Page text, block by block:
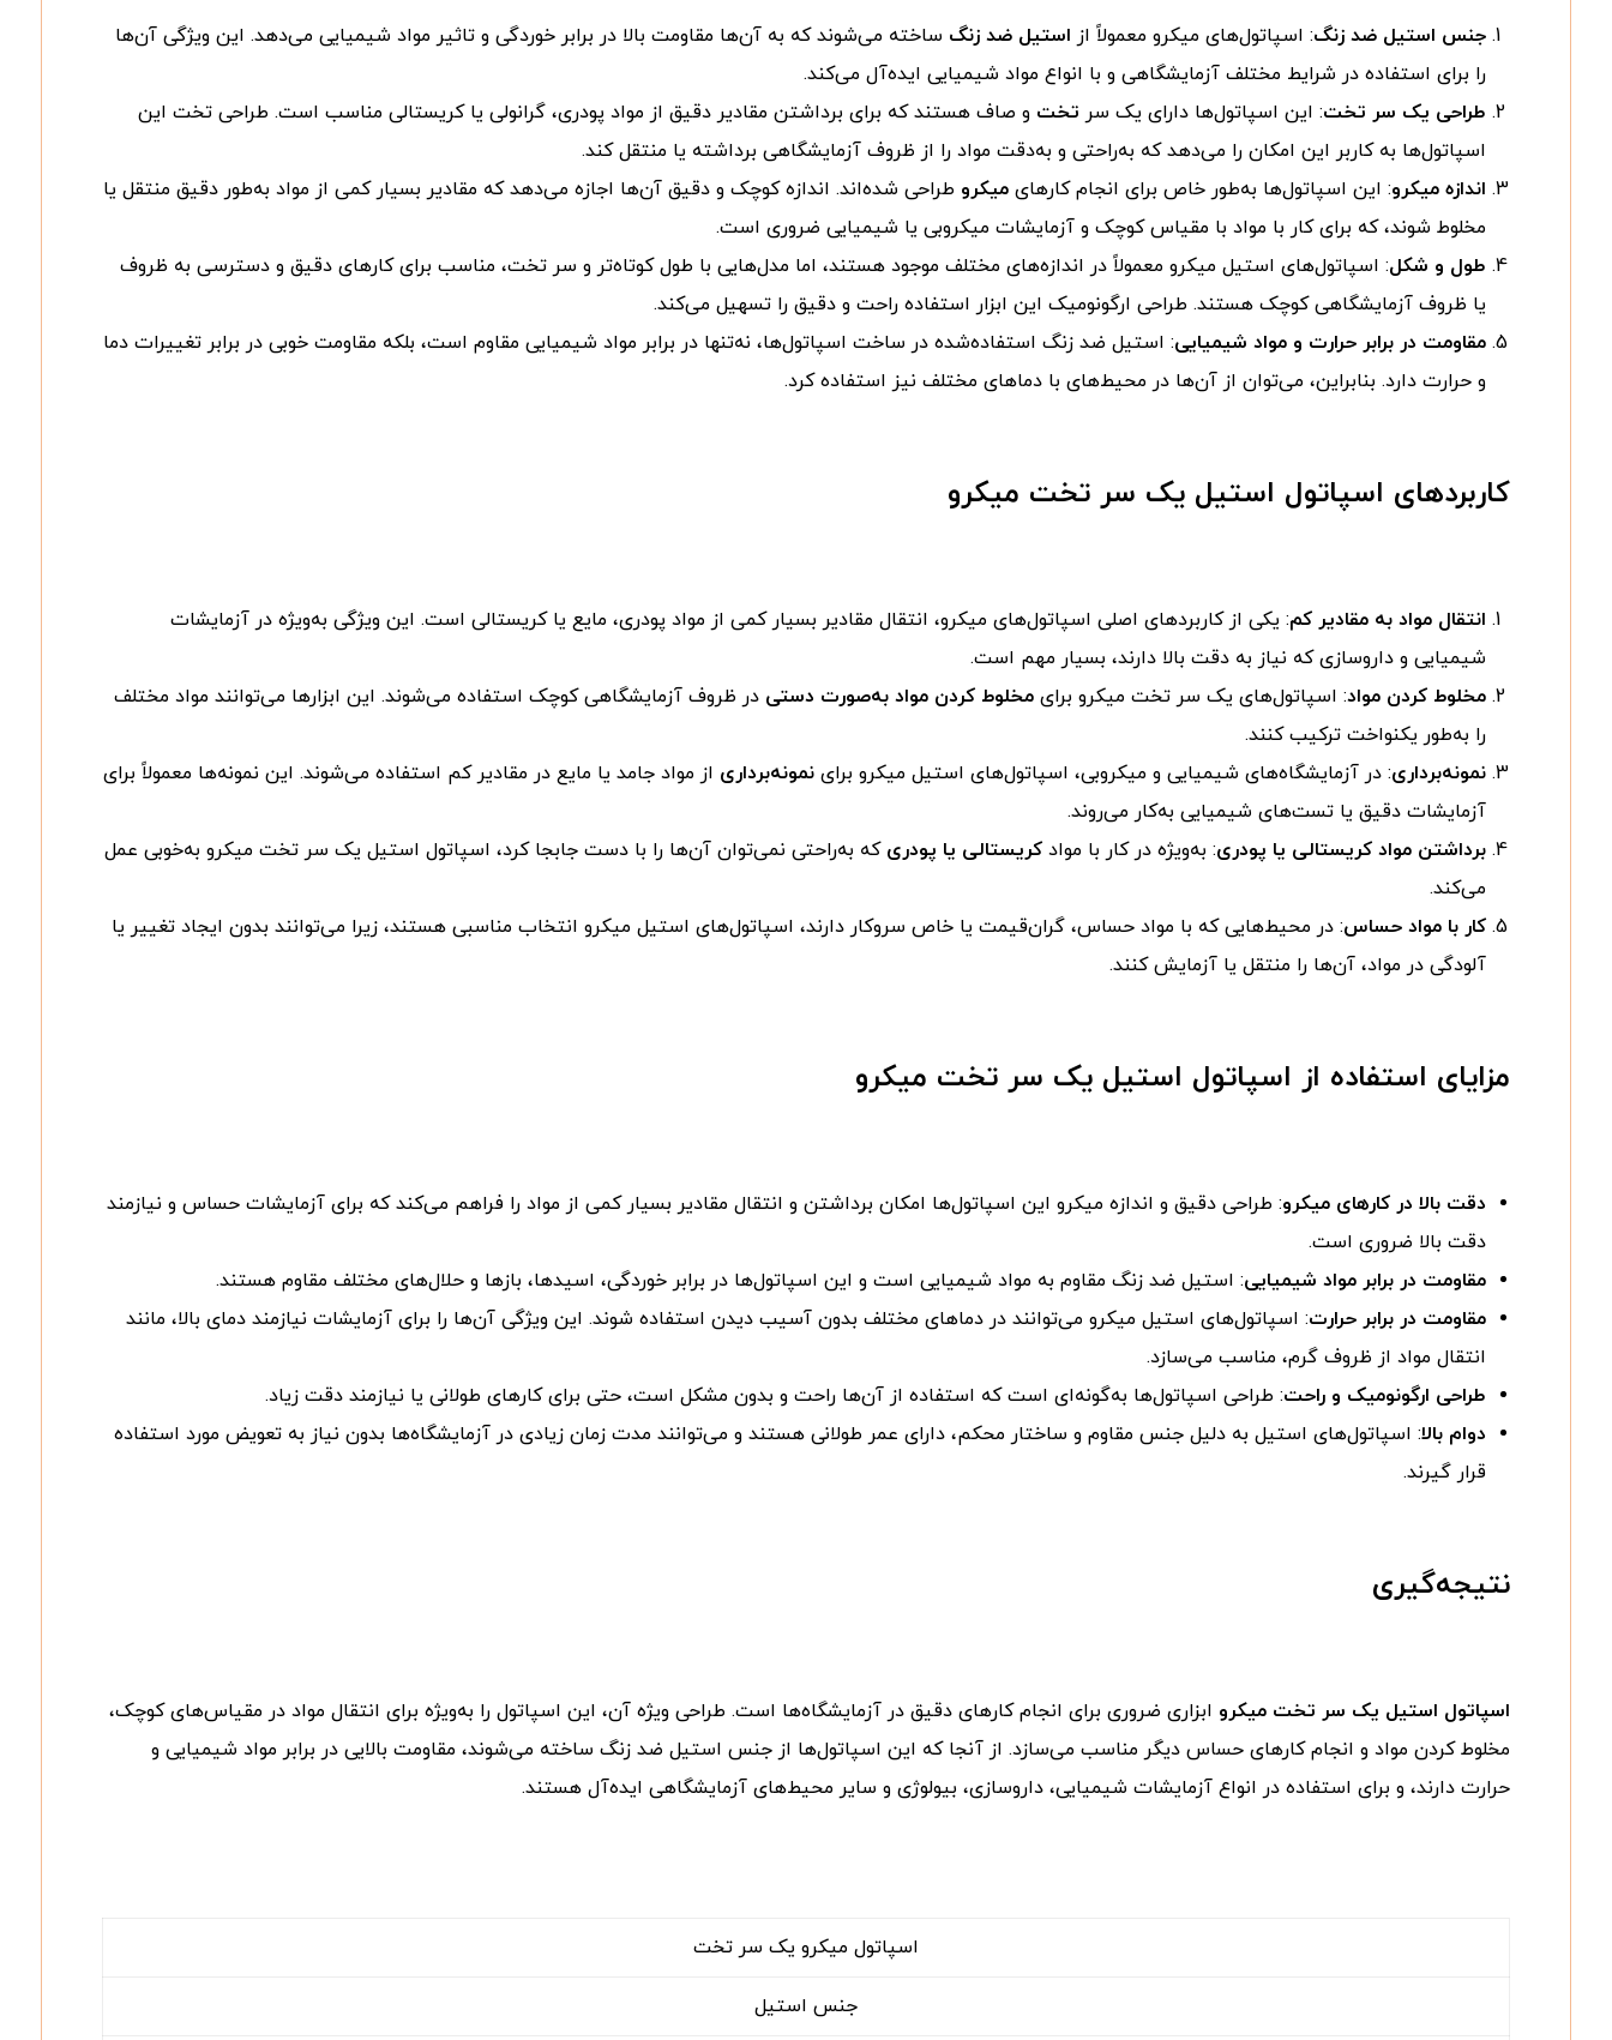
جنس استیل ضد زنگ: اسپاتول‌های میکرو معمولاً از استیل ضد زنگ ساخته می‌شوند که به آن‌ها مقاومت بالا در برابر خوردگی و تاثیر مواد شیمیایی می‌دهد. این ویژگی آن‌ها
را برای استفاده در شرایط مختلف آزمایشگاهی و با انواع مواد شیمیایی ایده‌آل می‌کند.
طراحی یک سر تخت: این اسپاتول‌ها دارای یک سر تخت و صاف هستند که برای برداشتن مقادیر دقیق از مواد پودری، گرانولی یا کریستالی مناسب است. طراحی تخت این
اسپاتول‌ها به کاربر این امکان را می‌دهد که به‌راحتی و به‌دقت مواد را از ظروف آزمایشگاهی برداشته یا منتقل کند.
اندازه میکرو: این اسپاتول‌ها به‌طور خاص برای انجام کارهای میکرو طراحی شده‌اند. اندازه کوچک و دقیق آن‌ها اجازه می‌دهد که مقادیر بسیار کمی از مواد به‌طور دقیق منتقل یا
مخلوط شوند، که برای کار با مواد با مقیاس کوچک و آزمایشات میکروبی یا شیمیایی ضروری است.
طول و شکل: اسپاتول‌های استیل میکرو معمولاً در اندازه‌های مختلف موجود هستند، اما مدل‌هایی با طول کوتاه‌تر و سر تخت، مناسب برای کارهای دقیق و دسترسی به ظروف
یا ظروف آزمایشگاهی کوچک هستند. طراحی ارگونومیک این ابزار استفاده راحت و دقیق را تسهیل می‌کند.
مقاومت در برابر حرارت و مواد شیمیایی: استیل ضد زنگ استفاده‌شده در ساخت اسپاتول‌ها، نه‌تنها در برابر مواد شیمیایی مقاوم است، بلکه مقاومت خوبی در برابر تغییرات دما
و حرارت دارد. بنابراین، می‌توان از آن‌ها در محیط‌های با دماهای مختلف نیز استفاده کرد.
کاربردهای اسپاتول استیل یک سر تخت میکرو
انتقال مواد به مقادیر کم: یکی از کاربردهای اصلی اسپاتول‌های میکرو، انتقال مقادیر بسیار کمی از مواد پودری، مایع یا کریستالی است. این ویژگی به‌ویژه در آزمایشات
شیمیایی و داروسازی که نیاز به دقت بالا دارند، بسیار مهم است.
مخلوط کردن مواد: اسپاتول‌های یک سر تخت میکرو برای مخلوط کردن مواد به‌صورت دستی در ظروف آزمایشگاهی کوچک استفاده می‌شوند. این ابزارها می‌توانند مواد مختلف
را به‌طور یکنواخت ترکیب کنند.
نمونه‌برداری: در آزمایشگاه‌های شیمیایی و میکروبی، اسپاتول‌های استیل میکرو برای نمونه‌برداری از مواد جامد یا مایع در مقادیر کم استفاده می‌شوند. این نمونه‌ها معمولاً برای
آزمایشات دقیق یا تست‌های شیمیایی به‌کار می‌روند.
برداشتن مواد کریستالی یا پودری: به‌ویژه در کار با مواد کریستالی یا پودری که به‌راحتی نمی‌توان آن‌ها را با دست جابجا کرد، اسپاتول استیل یک سر تخت میکرو به‌خوبی عمل
می‌کند.
کار با مواد حساس: در محیط‌هایی که با مواد حساس، گران‌قیمت یا خاص سروکار دارند، اسپاتول‌های استیل میکرو انتخاب مناسبی هستند، زیرا می‌توانند بدون ایجاد تغییر یا
آلودگی در مواد، آن‌ها را منتقل یا آزمایش کنند.
مزایای استفاده از اسپاتول استیل یک سر تخت میکرو
دقت بالا در کارهای میکرو: طراحی دقیق و اندازه میکرو این اسپاتول‌ها امکان برداشتن و انتقال مقادیر بسیار کمی از مواد را فراهم می‌کند که برای آزمایشات حساس و نیازمند
دقت بالا ضروری است.
مقاومت در برابر مواد شیمیایی: استیل ضد زنگ مقاوم به مواد شیمیایی است و این اسپاتول‌ها در برابر خوردگی، اسیدها، بازها و حلال‌های مختلف مقاوم هستند.
مقاومت در برابر حرارت: اسپاتول‌های استیل میکرو می‌توانند در دماهای مختلف بدون آسیب دیدن استفاده شوند. این ویژگی آن‌ها را برای آزمایشات نیازمند دمای بالا، مانند
انتقال مواد از ظروف گرم، مناسب می‌سازد.
طراحی ارگونومیک و راحت: طراحی اسپاتول‌ها به‌گونه‌ای است که استفاده از آن‌ها راحت و بدون مشکل است، حتی برای کارهای طولانی یا نیازمند دقت زیاد.
دوام بالا: اسپاتول‌های استیل به دلیل جنس مقاوم و ساختار محکم، دارای عمر طولانی هستند و می‌توانند مدت زمان زیادی در آزمایشگاه‌ها بدون نیاز به تعویض مورد استفاده
قرار گیرند.
نتیجه‌گیری
اسپاتول استیل یک سر تخت میکرو ابزاری ضروری برای انجام کارهای دقیق در آزمایشگاه‌ها است. طراحی ویژه آن، این اسپاتول را به‌ویژه برای انتقال مواد در مقیاس‌های کوچک،
مخلوط کردن مواد و انجام کارهای حساس دیگر مناسب می‌سازد. از آنجا که این اسپاتول‌ها از جنس استیل ضد زنگ ساخته می‌شوند، مقاومت بالایی در برابر مواد شیمیایی و
حرارت دارند، و برای استفاده در انواع آزمایشات شیمیایی، داروسازی، بیولوژی و سایر محیط‌های آزمایشگاهی ایده‌آل هستند.
اسپاتول میکرو یک سر تخت
جنس استیل